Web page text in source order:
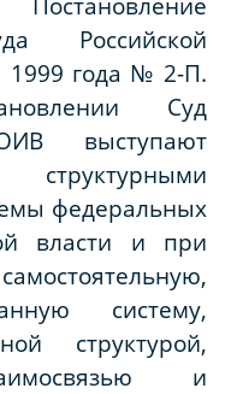
Российской
1999 года № 2-П.
Суд
выступают
федеральных
власти и при
систему,
структурой,
и